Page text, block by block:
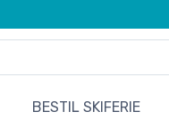
BESTIL SKIFERIE